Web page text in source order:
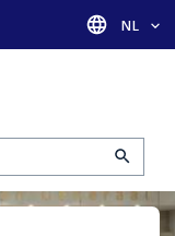
Taal
NL